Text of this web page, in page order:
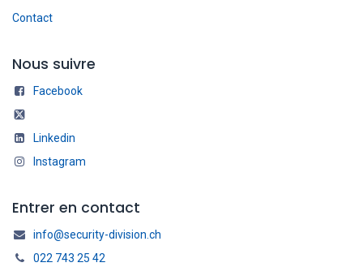
Contact
Nous suivre
Facebook
Linkedin
Instagram
Entrer en contact
info@security-division.ch
022 743 25 42